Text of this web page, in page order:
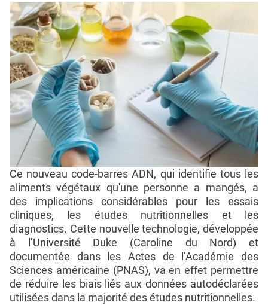
Ce nouveau code-barres ADN, qui identifie tous les
aliments végétaux qu'une personne a mangés, a
des implications considérables pour les essais
cliniques, les études nutritionnelles et les
diagnostics. Cette nouvelle technologie, développée
à l’Université Duke (Caroline du Nord) et
documentée dans les Actes de l’Académie des
Sciences américaine (PNAS), va en effet permettre
de réduire les biais liés aux données autodéclarées
utilisées dans la majorité des études nutritionnelles.